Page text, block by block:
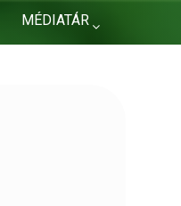
MÉDIATÁR